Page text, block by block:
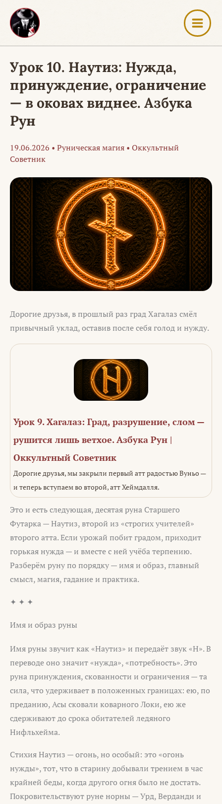
Перейти
содержимому
Урок 10. Наутиз: Нужда,
принуждение, ограничение
— в оковах виднее. Азбука
Рун
19.06.2026 • Руническая магия • Оккультный
Советник
Дорогие друзья, в прошлый раз град Хагалаз смёл
привычный уклад, оставив после себя голод и нужду.
Урок 9. Хагалаз: Град, разрушение, слом —
рушится лишь ветхое. Азбука Рун |
Оккультный Советник
Дорогие друзья, мы закрыли первый атт радостью Вуньо —
и теперь вступаем во второй, атт Хеймдалля.
Это и есть следующая, десятая руна Старшего
Футарка — Наутиз, второй из «строгих учителей»
второго атта. Если урожай побит градом, приходит
горькая нужда — и вместе с ней учёба терпению.
Разберём руну по порядку — имя и образ, главный
смысл, магия, гадание и практика.
✦ ✦ ✦
Имя и образ руны
Имя руны звучит как «Наутиз» и передаёт звук «Н». В
переводе оно значит «нужда», «потребность». Это
руна принуждения, скованности и ограничения — та
сила, что удерживает в положенных границах: ею, по
преданию, Асы сковали коварного Локи, ею же
сдерживают до срока обитателей ледяного
Нифльхейма.
Стихия Наутиз — огонь, но особый: это «огонь
нужды», тот, что в старину добывали трением в час
крайней беды, когда другого огня было не достать.
Покровительствуют руне норны — Урд, Верданди и